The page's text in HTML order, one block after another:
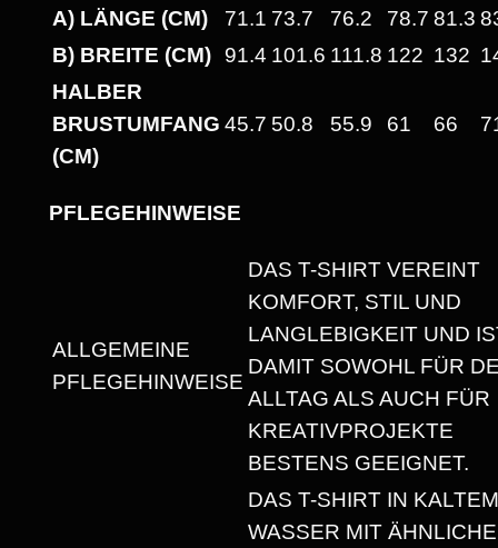
T
U
N
I
-
S
A) LÄNGE (CM) 71.1 73.7 76.2 78.7 81.3
B) BREITE (CM)
91.4 101.6 111.8 122 132
HALBER
BRUSTUMFANG
(CM)
45.7 50.8 55.9 61 66
PFLEGEHINWEISE
ALLGEMEINE
PFLEGEHINWEISE
DAS T-SHIRT VEREINT
KOMFORT, STIL UND
LANGLEBIGKEIT UND
DAMIT SOWOHL FÜR
ALLTAG ALS AUCH FÜR
KREATIVPROJEKTE
BESTENS GEEIGNET.
DAS T-SHIRT IN KALTEM
WASSER MIT